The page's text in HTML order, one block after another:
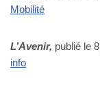
Mobilité
L’Avenir, publié le
info